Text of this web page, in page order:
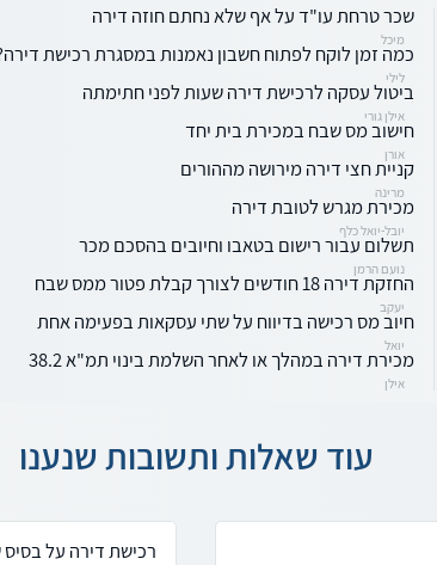
שכר טרחת עו"ד על אף שלא נחתם חוזה דירה
מיכל
כמה זמן לוקח לפתוח חשבון נאמנות במסגרת רכישת
לילי
ביטול עסקה לרכישת דירה שעות לפני חתימתה
אילן גורי
חישוב מס שבח במכירת בית יחד
אורן
קניית חצי דירה מירושה מההורים
מרינה
מכירת מגרש לטובת דירה
יובל-יואל כלף
תשלום עבור רישום בטאבו וחיובים בהסכם מכר
נועם הרמן
החזקת דירה 18 חודשים לצורך קבלת פטור ממס שבח
יעקב
חיוב מס רכישה בדיווח על שתי עסקאות בפעימה אחת
יואל
מכירת דירה במהלך או לאחר השלמת בינוי תמ"א 38.2
אילן
עוד שאלות ותשובות שנענו
רכישת דירה על